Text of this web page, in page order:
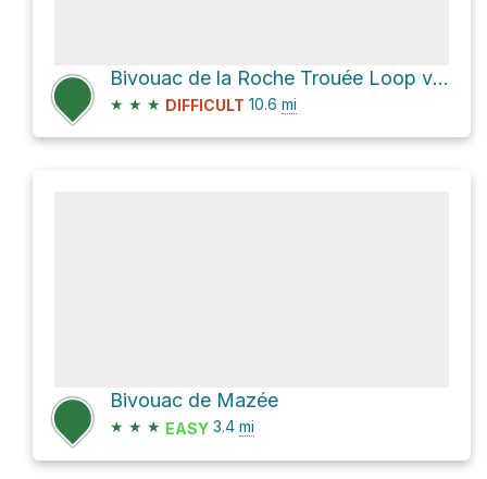
Bivouac de la Roche Trouée Loop via Rue du Hestreux and Regniessart
★ ★ ★ DIFFICULT 10.6 mi
Bivouac de Mazée
★ ★ ★ EASY 3.4 mi